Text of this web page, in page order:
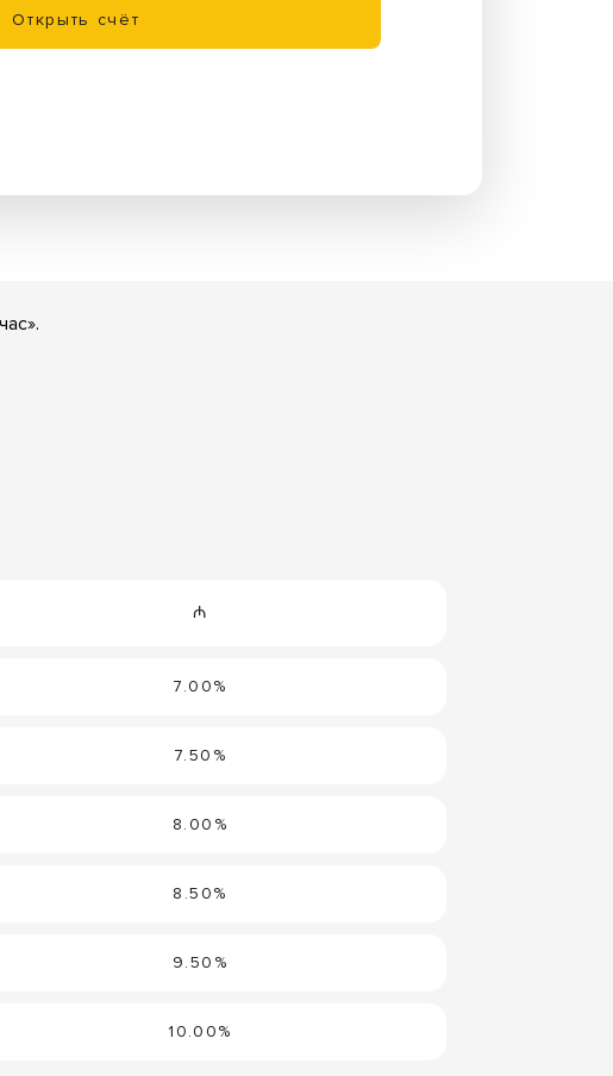
Открыть счёт
₼
7.00%
7.50%
8.00%
8.50%
9.50%
10.00%